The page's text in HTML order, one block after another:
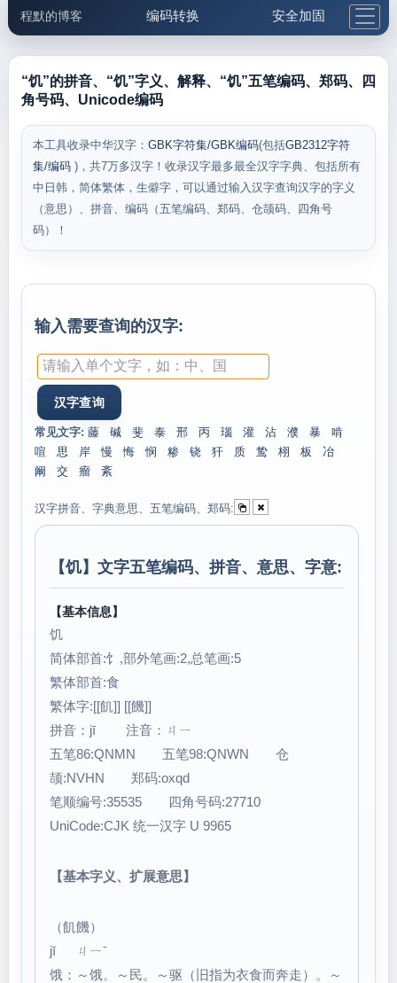
程默的博客 编码转换 安全加固
邮件工具 生活便民 更多工具
“饥”的拼音、“饥”字义、解释、“饥”五笔编码、郑码、四
角号码、Unicode编码
本工具收录中华汉字： GBK字符集/GBK编码(包括GB2312字符
集/编码 )，共7万多汉字！收录汉字最多最全汉字字典、包括所有
中日韩，简体繁体，生僻字，可以通过输入汉字查询汉字的字义
（意思）、拼音、编码（五笔编码、郑码、仓颉码、四角号
码）！
输入需要查询的汉字:
常见文字: 藤 碱 斐 泰 邢 丙 瑙 灌 沾 濮 暴
啃
喧
思 岸 慢 悔 悯 糁 铙 犴 质 鸷 栩 板
冶
阚
交 瘤 紊
汉字拼音、字典意思、五笔编码、郑码:
【饥】文字五笔编码、拼音、意思、字意:
【基本信息】
饥
简体部首:饣,部外笔画:2,总笔画:5
繁体部首:食
繁体字:[[飢]] [[饑]]
拼音：jī 注音：ㄐㄧ
五笔86:QNMN 五笔98:QNWN 仓
颉:NVHN 郑码:oxqd
笔顺编号:35535 四角号码:27710
UniCode:CJK 统一汉字 U 9965
【基本字义、扩展意思】
（飢饑）
jī ㄐㄧˉ
饿：～饿。～民。～驱（旧指为衣食而奔走）。～